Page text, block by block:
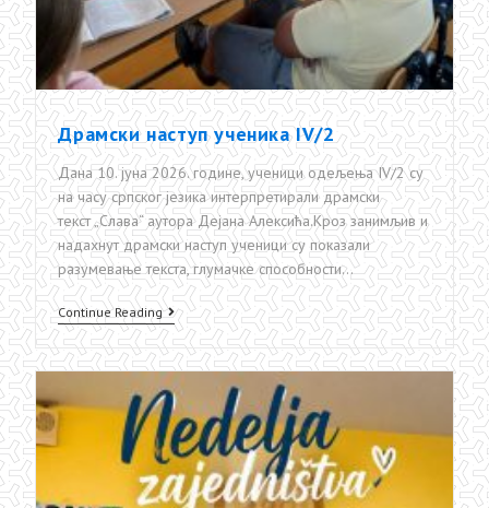
Драмски наступ ученика IV/2
Дана 10. јуна 2026. године, ученици одељења IV/2 су
на часу српског језика интерпретирали драмски
текст „Слава“ аутора Дејана Алексића.Кроз занимљив и
надахнут драмски наступ ученици су показали
разумевање текста, глумачке способности…
Continue Reading
Драмски
наступ
ученика
IV/2